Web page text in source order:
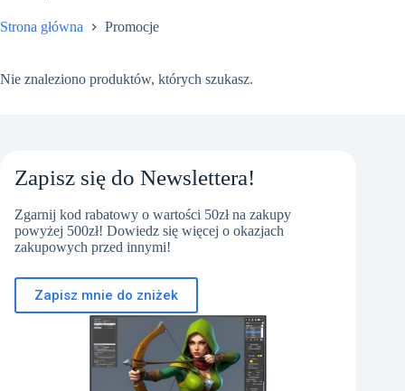
Strona główna Promocje
Nie znaleziono produktów, których szukasz.
Zapisz się do Newslettera!
Zgarnij kod rabatowy o wartości 50zł na zakupy
powyżej 500zł! Dowiedz się więcej o okazjach
zakupowych przed innymi!
Zapisz mnie do zniżek